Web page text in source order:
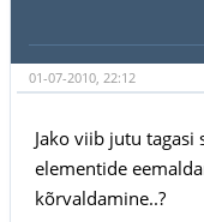
01-07-2010, 22:12
Jako viib jutu tagasi
elementide
kõrvaldamine..?